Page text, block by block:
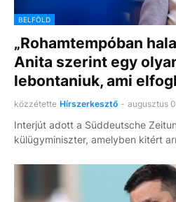
BELFÖLD
„Rohamtempóban
Anita szerint egy
lebontaniuk, ami
közzétette Hírszerkesztő - augusztus
Interjút adott a Süddeutsche
külügyminiszter, amelyben kitért